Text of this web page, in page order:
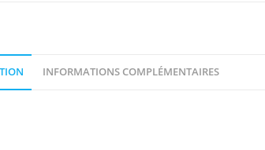
INFORMATIONS COMPLÉMENTAIRES